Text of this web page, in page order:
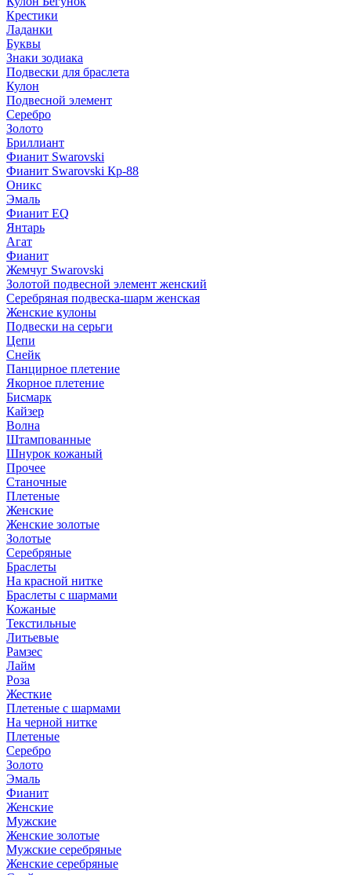
Крестики
Ладанки
Буквы
Знаки зодиака
Подвески для браслета
Кулон
Подвесной элемент
Серебро
Золото
Бриллиант
Фианит Swarovski
Фианит Swarovski Кр-88
Оникс
Эмаль
Фианит EQ
Янтарь
Агат
Фианит
Жемчуг Swarovski
Золотой подвесной элемент женcкий
Серебряная подвеска-шарм женская
Женские кулоны
Подвески на серьги
Цепи
Снейк
Панцирное плетение
Якорное плетение
Бисмарк
Кайзер
Волна
Штампованные
Шнурок кожаный
Прочее
Станочные
Плетеные
Женские
Женские золотые
Золотые
Серебряные
Браслеты
На красной нитке
Браслеты с шармами
Кожаные
Текстильные
Литьевые
Рамзес
Лайм
Роза
Жесткие
Плетеные с шармами
На черной нитке
Плетеные
Серебро
Золото
Эмаль
Фианит
Женские
Мужские
Женские золотые
Мужские серебряные
Женские серебряные